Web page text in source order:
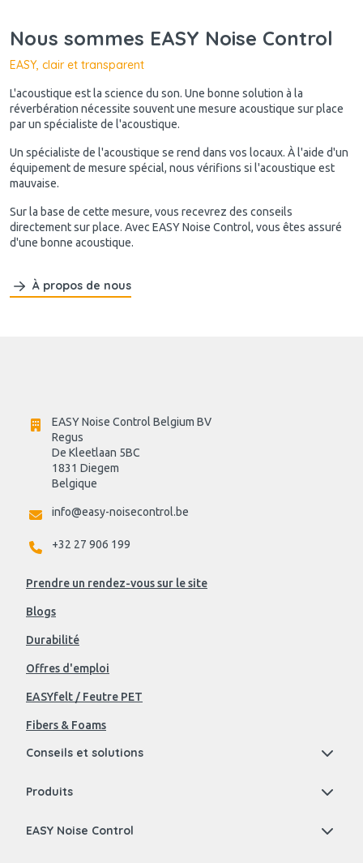
Nous sommes EASY Noise Control
EASY, clair et transparent
L'acoustique est la science du son. Une bonne solution à la
réverbération nécessite souvent une mesure acoustique sur place
par un spécialiste de l'acoustique.
Un spécialiste de l'acoustique se rend dans vos locaux. À l'aide d'un
équipement de mesure spécial, nous vérifions si l'acoustique est
mauvaise.
Sur la base de cette mesure, vous recevrez des conseils
directement sur place. Avec EASY Noise Control, vous êtes assuré
d'une bonne acoustique.
À propos de nous
EASY Noise Control Belgium BV
Regus
De Kleetlaan 5BC
1831 Diegem
Belgique
info@easy-noisecontrol.be
+32 27 906 199
Prendre un rendez-vous sur le site
Blogs
Durabilité
Offres d'emploi
EASYfelt / Feutre PET
Fibers & Foams
Conseils et solutions
Produits
EASY Noise Control